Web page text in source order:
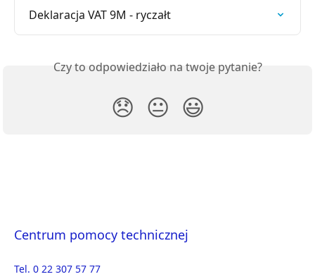
Deklaracja VAT 9M - ryczałt
Czy to odpowiedziało na twoje pytanie?
😞 😐 😃
Centrum pomocy technicznej
Tel. 0 22 307 57 77